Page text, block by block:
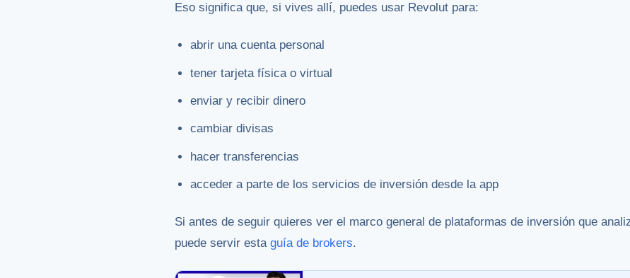
Eso significa que, si vives allí, puedes usar Revolut para:
abrir una cuenta personal
tener tarjeta física o virtual
enviar y recibir dinero
cambiar divisas
hacer transferencias
acceder a parte de los servicios de inversión desde la app
Si antes de seguir quieres ver el marco general de plataformas de inversión que
puede servir esta guía de brokers.